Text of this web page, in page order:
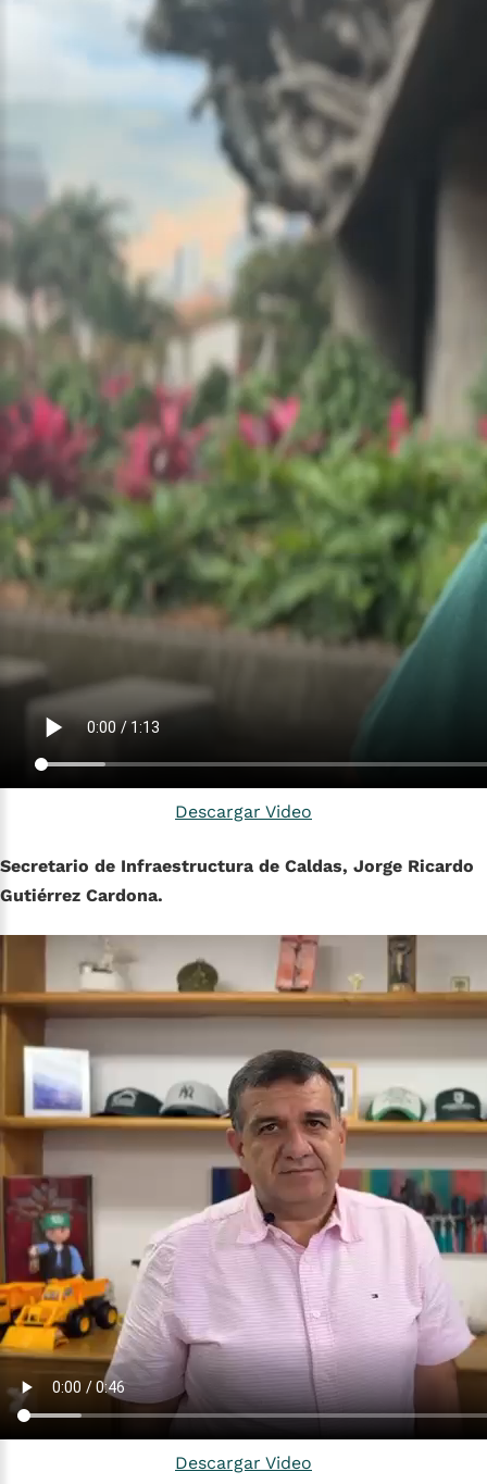
Descargar Video
Secretario de Infraestructura de Caldas, Jorge Ricardo
Gutiérrez Cardona.
Descargar Video